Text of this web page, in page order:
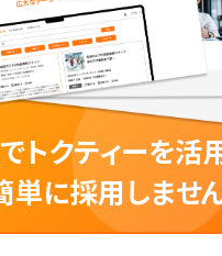
トクティーを活
単に採用しませ